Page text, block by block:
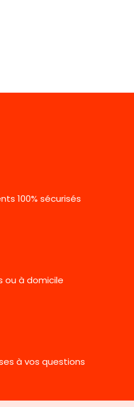
100% sécurisés
ou à domicile
à vos questions